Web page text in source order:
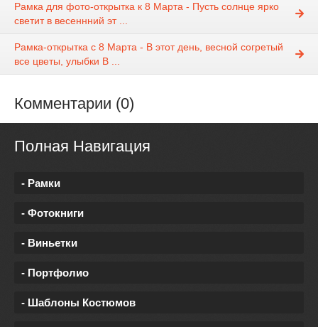
Рамка для фото-открытка к 8 Марта - Пусть солнце ярко
светит в весеннний эт ...
Рамка-открытка с 8 Марта - В этот день, весной согретый
все цветы, улыбки В ...
Комментарии (0)
Полная Навигация
- Рамки
- Фотокниги
- Виньетки
- Портфолио
- Шаблоны Костюмов